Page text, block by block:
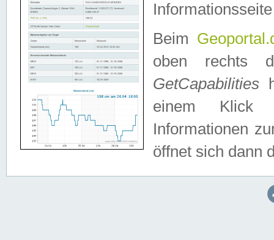
Beim
oben rechts
GetCapabilities
einem Klick
Informationen
öffnet sich dann